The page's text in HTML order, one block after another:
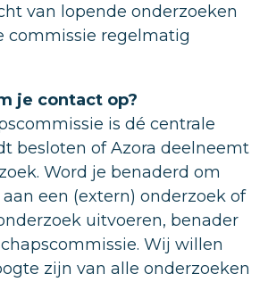
van lopende onderzoeken
commissie regelmatig
je contact op?
is dé centrale
besloten of Azora deelneemt
Word je benaderd om
een (extern) onderzoek of
uitvoeren, benader
Wij willen
zijn van alle onderzoeken